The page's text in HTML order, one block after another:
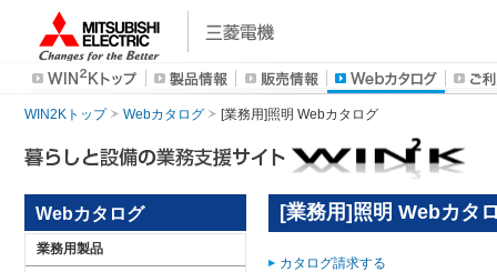
WIN2Kトップ Webカタログ [業務用]照明 Webカタログ
[業務用]照明 Webカタ
カタログ請求する
Webカタログ
業務用製品